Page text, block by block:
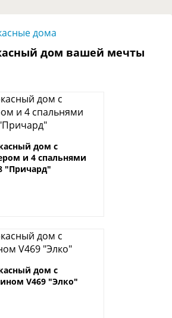
дом вашей мечты
дом с
и 4 спальнями
"Причард"
дом с
V469 "Элко"